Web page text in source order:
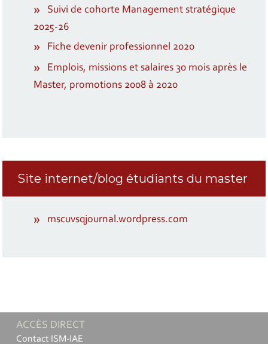
Suivi de cohorte Management stratégique
2025-26
Fiche devenir professionnel 2020
Emplois, missions et salaires 30 mois après le
Master, promotions 2008 à 2020
Site internet/blog étudiants du master
mscuvsqjournal.wordpress.com
ACCÈS DIRECT
Contact ISM-IAE